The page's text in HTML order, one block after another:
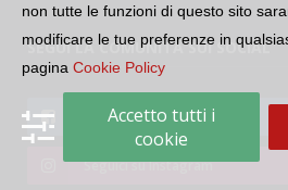
SEGUI LA COMUNITÀ SUI SOCIAL
Seguici su Facebook
Seguici su Instagram
non tutte le funzioni di questo sito
modificare le tue preferenze in
pagina Cookie Policy
Accetto tutti i
cookie